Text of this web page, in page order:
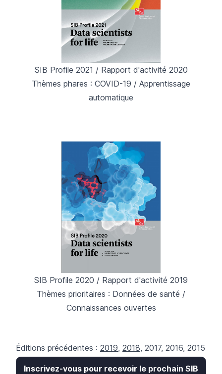
SIB Profile 2021 / Rapport d'activité 2020
Thèmes phares : COVID-19 / Apprentissage
automatique
SIB Profile 2020 / Rapport d'activité 2019
Thèmes prioritaires : Données de santé /
Connaissances ouvertes
Éditions précédentes : 2019, 2018, 2017, 2016, 2015
Inscrivez-vous pour recevoir le prochain SIB